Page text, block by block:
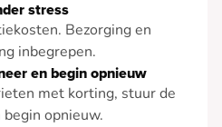
stress
Bezorging en
inbegrepen.
en begin opnieuw
met korting, stuur de
opnieuw.